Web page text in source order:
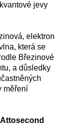
jevy
elektron
která se
Březinové
a důsledky
měření